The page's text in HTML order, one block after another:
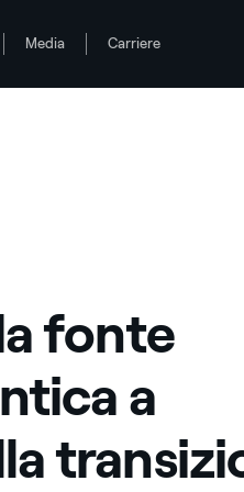
Media Carriere
fonte
a